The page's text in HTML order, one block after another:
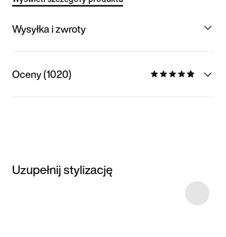
Wysyłka i zwroty
Oceny (1020)
Uzupełnij stylizację